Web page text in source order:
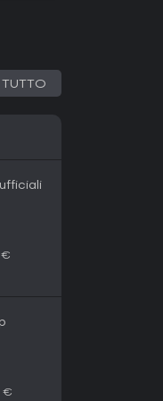
ma
TUTTO
€
€